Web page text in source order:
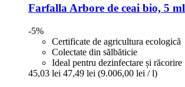
Farfalla Arbore de ceai bio, 5 ml
-5%
Certificate de agricultura ecologică
Colectate din sălbăticie
Ideal pentru dezinfectare și răcorire
45,03 lei 47,49 lei (9.006,00 lei / l)